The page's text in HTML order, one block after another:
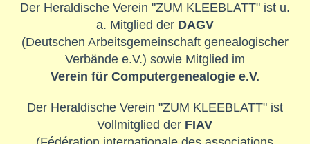
Der Heraldische Verein "ZUM KLEEBLATT" ist u.
a. Mitglied der DAGV
(Deutschen Arbeitsgemeinschaft genealogischer
Verbände e.V.) sowie Mitglied im
Verein für Computergenealogie e.V.
Der Heraldische Verein "ZUM KLEEBLATT" ist
Vollmitglied der FIAV